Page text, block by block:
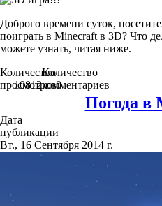
Доброго времени суток,
поиграть в Minecraft в 3D? Что
можете узнать, читая ниже.
Количество
просмотров
10812
Количество
комментариев
0
Погода в
Дата
публикации
Вт., 16 Сентября 2014 г.